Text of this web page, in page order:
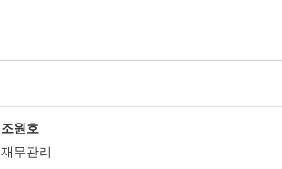
조원호
재무관리